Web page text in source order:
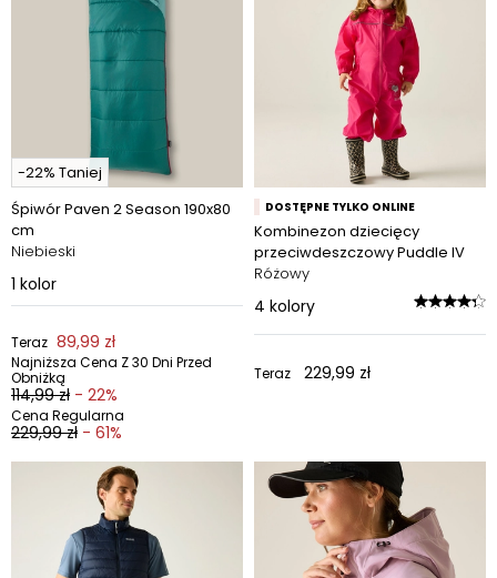
-22% Taniej
Śpiwór Paven 2 Season 190x80
cm
Niebieski
1 kolor
Teraz 89,99 zł
Najniższa Cena Z 30 Dni Przed
Obniżką
114,99 zł - 22%
Cena Regularna
229,99 zł - 61%
DOSTĘPNE TYLKO ONLINE
Kombinezon dziecięcy
przeciwdeszczowy Puddle IV
Różowy
4 kolory
Teraz 229,99 zł